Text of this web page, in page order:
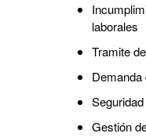
laborales
Tramite
Gestión